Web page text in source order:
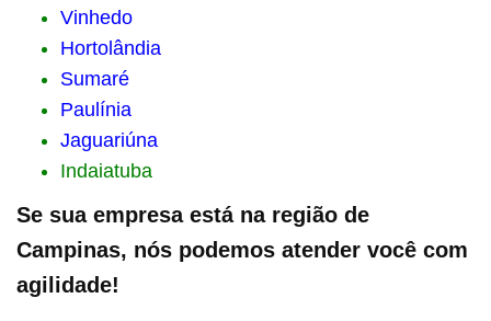
Vinhedo
Hortolândia
Sumaré
Paulínia
Jaguariúna
Indaiatuba
Se sua empresa está na região de
Campinas, nós podemos atender você com
agilidade!